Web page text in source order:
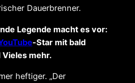
Dauerbrenner.
Legende macht es vor:
-Star mit bald
Vieles mehr.
heftiger. „Der